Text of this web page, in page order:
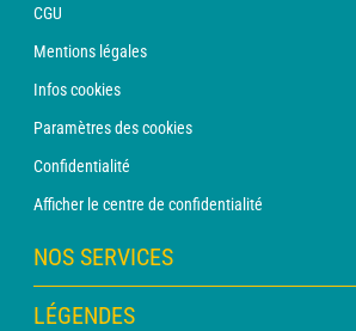
CGU
Mentions légales
Infos cookies
Paramètres des cookies
Confidentialité
Afficher le centre de confidentialité
NOS SERVICES
Abonnement METEO Xpert
LÉGENDES